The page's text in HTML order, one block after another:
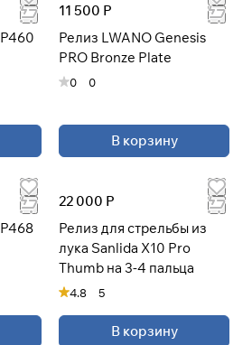
11 500 Р
Релиз LWANO Genesis
PRO Bronze Plate
0 0
В корзину
22 000 Р
Релиз для стрельбы из
лука Sanlida X10 Pro
Thumb на 3-4 пальца
4.8 5
В корзину
8 800 302-02-51
plait.ru